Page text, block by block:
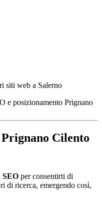
siti web a Salerno
e posizionamento Prignano
Prignano Cilento
SEO per consentirti di
di ricerca, emergendo così,